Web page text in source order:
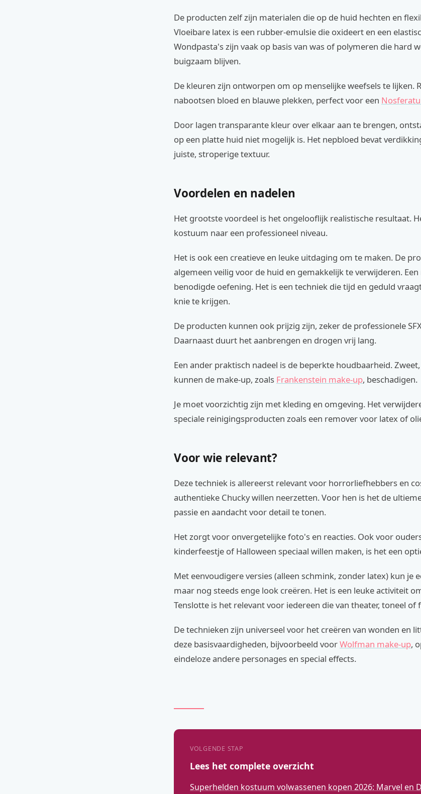
De producten zelf zijn materialen die op de huid hechten en
Vloeibare latex is een rubber-emulsie die oxideert en een
Wondpasta's zijn vaak op basis van was of polymeren die hard
buigzaam blijven.
De kleuren zijn ontworpen om op menselijke weefsels te lijken.
nabootsen bloed en blauwe plekken, perfect voor een
Door lagen transparante kleur over elkaar aan te brengen,
op een platte huid niet mogelijk is. Het nepbloed bevat
juiste, stroperige textuur.
Voordelen en nadelen
Het grootste voordeel is het ongelooflijk realistische resultaat.
kostuum naar een professioneel niveau.
Het is ook een creatieve en leuke uitdaging om te maken. De
algemeen veilig voor de huid en gemakkelijk te verwijderen. Een
benodigde oefening. Het is een techniek die tijd en geduld
knie te krijgen.
De producten kunnen ook prijzig zijn, zeker de professionele
Daarnaast duurt het aanbrengen en drogen vrij lang.
Een ander praktisch nadeel is de beperkte houdbaarheid.
kunnen de make-up, zoals Frankenstein make-up, beschadigen.
Je moet voorzichtig zijn met kleding en omgeving. Het
speciale reinigingsproducten zoals een remover voor latex of
Voor wie relevant?
Deze techniek is allereerst relevant voor horrorliefhebbers en
authentieke Chucky willen neerzetten. Voor hen is het de
passie en aandacht voor detail te tonen.
Het zorgt voor onvergetelijke foto's en reacties. Ook voor
kinderfeestje of Halloween speciaal willen maken, is het een
Met eenvoudigere versies (alleen schmink, zonder latex) kun je
maar nog steeds enge look creëren. Het is een leuke activiteit
Tenslotte is het relevant voor iedereen die van theater, toneel of
De technieken zijn universeel voor het creëren van wonden en
deze basisvaardigheden, bijvoorbeeld voorWolfman make-up,
eindeloze andere personages en special effects.
VOLGENDE STAP
Lees het complete overzicht
Superhelden kostuum volwassenen kopen 2026: Marvel en